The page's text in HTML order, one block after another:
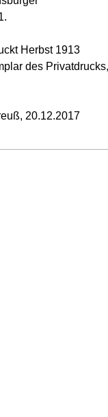
Herbst 1913
des
20.12.2017